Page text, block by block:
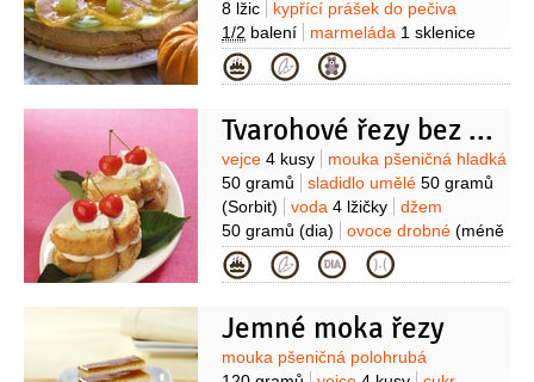
uvařený)
smetana na šlehání
300 gramů
cukr vanilkový
1 balíček
rum2 lžíce
8 lžic
kypřící prášek do pečiva
1/2 balení marmeláda 1 sklenice
(pomerančová)
1 kus
cukr krupice2 lžíce
rum
Kategorie
Tvarohové řezy bez cukru
Suroviny
vejce 4 kusy
mouka pšeničná hladká
50 gramů
sladidlo umělé 50 gramů
(Sorbit)
voda 4 lžičky
džem
50 gramů (dia) ovoce drobné (méně
sladké, na ozdobení) Na náplň:
tvaroh měkký250 gramů
smetana
rostlinná)
máslo 40 gramů
sladidlo
umělé
(práškové, podle chuti)
Kategorie
Jemné moka řezy
Suroviny
mouka pšeničná polohrubá